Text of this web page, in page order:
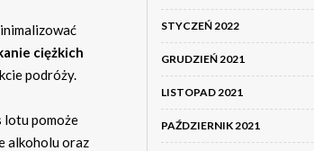
ciężkich
podróży.
lotu pomoże
alkoholu oraz
STYCZEŃ 2022
GRUDZIEŃ 2021
LISTOPAD 2021
PAŹDZIERNIK 2021